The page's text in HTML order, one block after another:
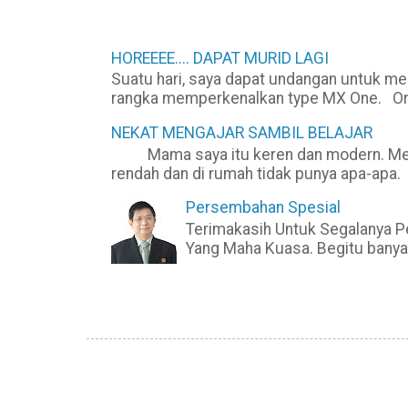
HOREEEE.... DAPAT MURID LAGI
Suatu hari, saya dapat undangan untuk
rangka memperkenalkan type MX One.
NEKAT MENGAJAR SAMBIL BELAJAR
Mama saya itu keren dan modern.
rendah dan di rumah tidak punya apa-
Persembahan Spesial
Terimakasih Untuk Segalanya
Yang Maha Kuasa. Begitu